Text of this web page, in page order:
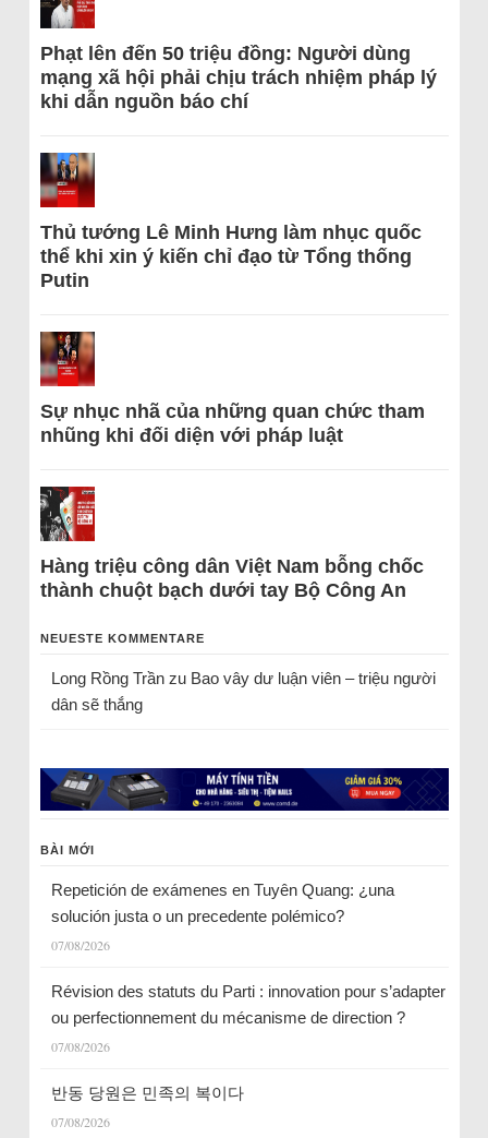
Phạt lên đến 50 triệu đồng: Người dùng
mạng xã hội phải chịu trách nhiệm pháp lý
khi dẫn nguồn báo chí
Thủ tướng Lê Minh Hưng làm nhục quốc
thể khi xin ý kiến chỉ đạo từ Tổng thống
Putin
Sự nhục nhã của những quan chức tham
nhũng khi đối diện với pháp luật
Hàng triệu công dân Việt Nam bỗng chốc
thành chuột bạch dưới tay Bộ Công An
NEUESTE KOMMENTARE
Long Rồng Trầnzu Bao vây dư luận viên – triệu người
dân sẽ thắng
BÀI MỚI
Repetición de exámenes en Tuyên Quang: ¿una
solución justa o un precedente polémico?
07/08/2026
Révision des statuts du Parti : innovation pour s’adapter
ou perfectionnement du mécanisme de direction ?
07/08/2026
반동 당원은 민족의 복이다
07/08/2026